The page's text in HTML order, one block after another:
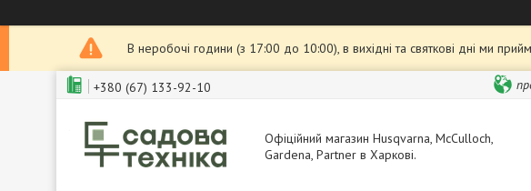
В неробочі години (з 17:00 до 10:00), в вихідні та святкові дні ми
+380 (67) 133-92-10
Офіційний магазин Husqvarna, McCulloch,
Gardena, Partner в Харкові.